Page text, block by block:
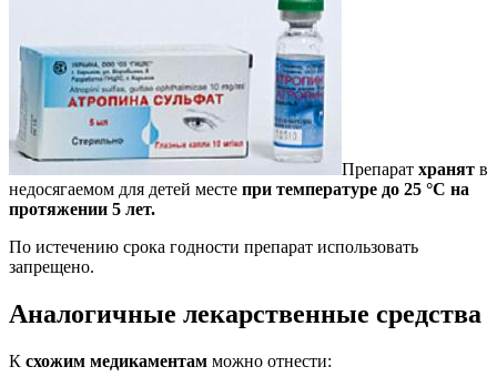
Препарат хранят в
недосягаемом для детей месте при температуре до 25 °С на
протяжении 5 лет.
По истечению срока годности препарат использовать
запрещено.
Аналогичные лекарственные средства
К схожим медикаментам можно отнести: